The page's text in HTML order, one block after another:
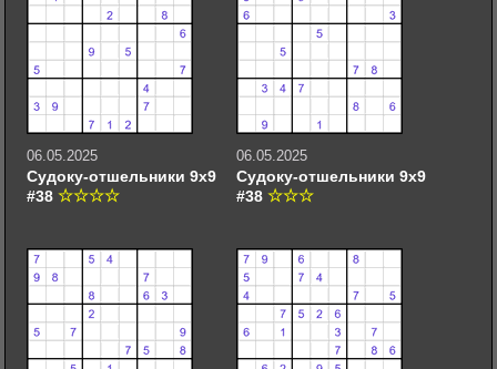
06.05.2025
Судоку-отшельники 9х9
#38
06.05.2025
Судоку-отшельники 9х9
#38